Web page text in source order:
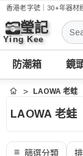
香港老字號｜30+年器材
搜
索
防潮箱 鏡
首頁 LAOWA 老蛙
LAOWA 老蛙